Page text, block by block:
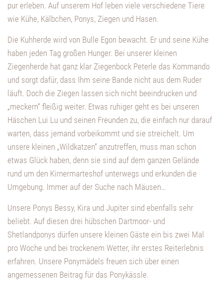
pur erleben. Auf unserem Hof leben viele verschiedene Tiere
wie Kühe, Kälbchen, Ponys, Ziegen und Hasen.
Die Kuhherde wird von Bulle Egon bewacht. Er und seine Kühe
haben jeden Tag großen Hunger. Bei unserer kleinen
Ziegenherde hat ganz klar Ziegenbock Peterle das Kommando
und sorgt dafür, dass Ihm seine Bande nicht aus dem Ruder
läuft. Doch die Ziegen lassen sich nicht beeindrucken und
„meckern“ fleißig weiter. Etwas ruhiger geht es bei unseren
Häschen Lui Lu und seinen Freunden zu, die einfach nur darauf
warten, dass jemand vorbeikommt und sie streichelt. Um
unsere kleinen „Wildkatzen“ anzutreffen, muss man schon
etwas Glück haben, denn sie sind auf dem ganzen Gelände
rund um den Kirnermarteshof unterwegs und erkunden die
Umgebung. Immer auf der Suche nach Mäusen…
Unsere Ponys Bessy, Kira und Jupiter sind ebenfalls sehr
beliebt. Auf diesen drei hübschen Dartmoor- und
Shetlandponys dürfen unsere kleinen Gäste ein bis zwei Mal
pro Woche und bei trockenem Wetter, ihr erstes Reiterlebnis
erfahren. Unsere Ponymädels freuen sich über einen
angemessenen Beitrag für das Ponykässle.